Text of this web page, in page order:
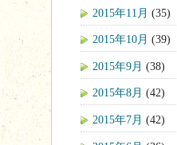
2015年11月 (35)
2015年10月 (39)
2015年9月 (38)
2015年8月 (42)
2015年7月 (42)